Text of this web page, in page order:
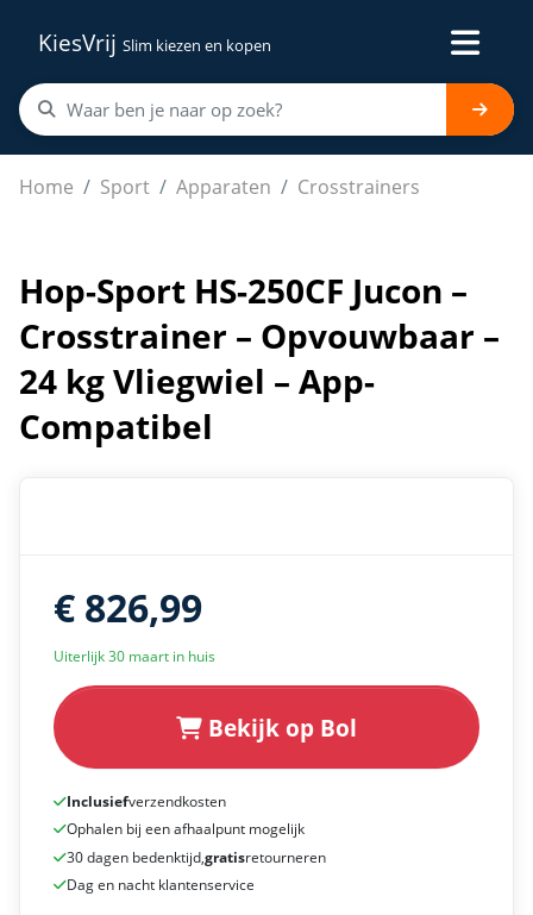
KiesVrij Slim kiezen en kopen
Home Sport Apparaten Crosstrainers
Hop-Sport HS-250CF Jucon – Crosstrainer –
Hop-Sport HS-250CF Jucon –
Crosstrainer – Opvouwbaar –
24 kg Vliegwiel – App-
Compatibel
€ 826,99
Uiterlijk 30 maart in huis
Bekijk op Bol
Inclusiefverzendkosten
Ophalen bij een afhaalpunt mogelijk
30 dagen bedenktijd,gratisretourneren
Dag en nacht klantenservice